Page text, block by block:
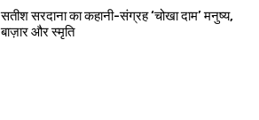
सतीश सरदाना का कहानी-संग्रह ‘चोखा दाम’ मनुष्य,
बाज़ार और स्मृति